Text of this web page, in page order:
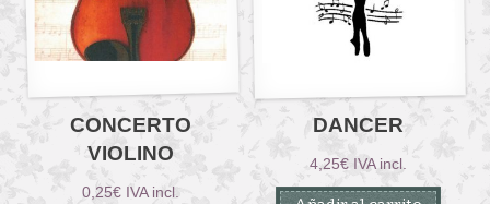
CONCERTO
VIOLINO
0,25€ IVA incl.
DANCER
4,25€ IVA incl.